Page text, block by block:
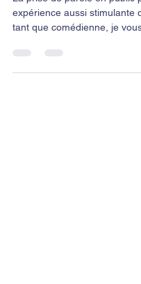
La prise de parole en public
tant que comédienne, je